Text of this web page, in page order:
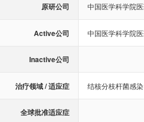
原研公司 中国医学科学院
Active公司 中国医学科学院
Inactive公司
治疗领域 / 适应症 结核分枝杆菌感染
全球批准适应症